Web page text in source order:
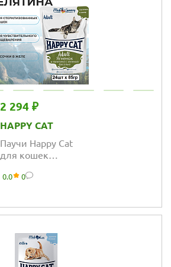
2 294 ₽
HAPPY CAT
Паучи Happy Cat
для кошек
ягненком и
0.0 0